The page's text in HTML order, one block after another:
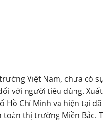
Việt Nam, chưa có
với người tiêu dùng.
Chí Minh và hiện tại
thị trường Miền Bắc.